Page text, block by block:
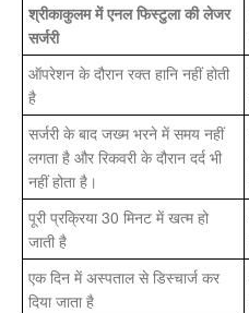
श्रीकाकुलम में एनल फिस्टुला की लेजर
सर्जरी
ऑपरेशन के दौरान रक्त हानि नहीं होती
है
सर्जरी के बाद जख्म भरने में समय नहीं
लगता है और रिकवरी के दौरान दर्द भी
नहीं होता है।
पूरी प्रक्रिया 30 मिनट में खत्म हो
जाती है
एक दिन में अस्पताल से डिस्चार्ज कर
दिया जाता है